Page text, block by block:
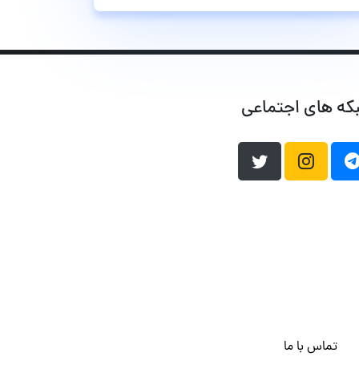
های اجتماعی
تماس با ما